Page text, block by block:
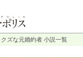
ズな元婚約者 小説一覧